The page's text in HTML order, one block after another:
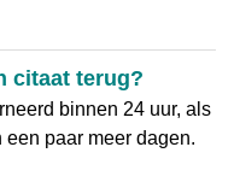
citaat terug?
binnen 24 uur, als
paar meer dagen.